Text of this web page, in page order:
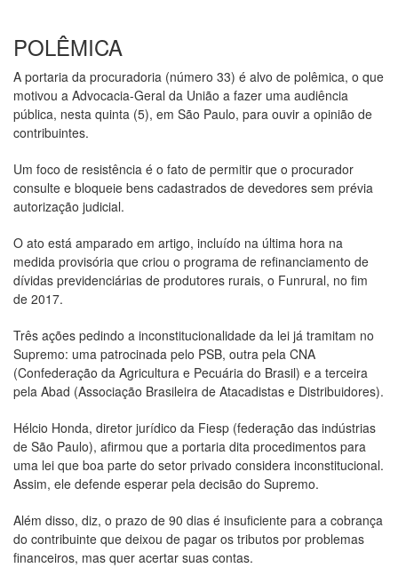
POLÊMICA
A portaria da procuradoria (número 33) é alvo de polêmica, o que
motivou a Advocacia-Geral da União a fazer uma audiência
pública, nesta quinta (5), em São Paulo, para ouvir a opinião de
contribuintes.
Um foco de resistência é o fato de permitir que o procurador
consulte e bloqueie bens cadastrados de devedores sem prévia
autorização judicial.
O ato está amparado em artigo, incluído na última hora na
medida provisória que criou o programa de refinanciamento de
dívidas previdenciárias de produtores rurais, o Funrural, no fim
de 2017.
Três ações pedindo a inconstitucionalidade da lei já tramitam no
Supremo: uma patrocinada pelo PSB, outra pela CNA
(Confederação da Agricultura e Pecuária do Brasil) e a terceira
pela Abad (Associação Brasileira de Atacadistas e Distribuidores).
Hélcio Honda, diretor jurídico da Fiesp (federação das indústrias
de São Paulo), afirmou que a portaria dita procedimentos para
uma lei que boa parte do setor privado considera inconstitucional.
Assim, ele defende esperar pela decisão do Supremo.
Além disso, diz, o prazo de 90 dias é insuficiente para a cobrança
do contribuinte que deixou de pagar os tributos por problemas
financeiros, mas quer acertar suas contas.